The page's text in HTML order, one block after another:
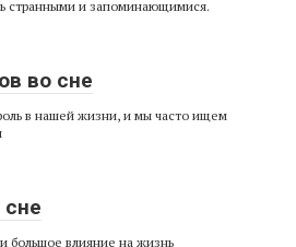
странными и запоминающимися.
во сне
в нашей жизни, и мы часто ищем
большое влияние на жизнь